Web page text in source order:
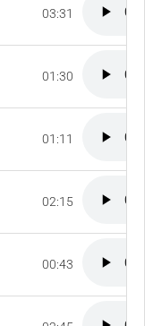
03:31
01:30
01:11
02:15
00:43